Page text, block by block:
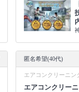
匿名希望(40代)
エアコンクリーニン
エアコンクリー